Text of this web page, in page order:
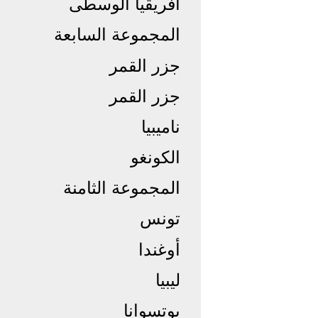
أفريقيا الوسطى
المجموعة السابعة
جزر القمر
جزر القمر
ناميبيا
الكونغو
المجموعة الثامنة
تونس
أوغندا
ليبيا
بوتسوانا